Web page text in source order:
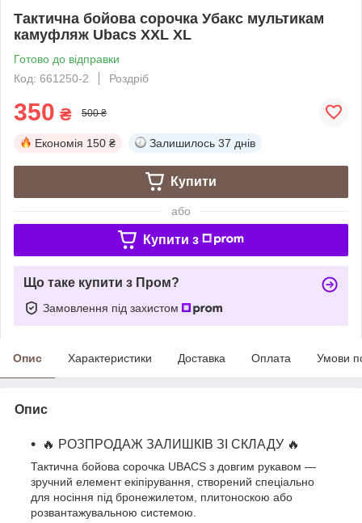
Тактична бойова сорочка Убакс мультикам
камуфляж Ubacs XXL XL
Готово до відправки
Код: 661250-2
Роздріб
350 ₴ 500 ₴
Економія 150 ₴ Залишилось 37 днів
Купити
або
Купити з
Що таке купити з Пром?
Замовлення під захистом
Опис Характеристики Доставка Оплата Умови
Опис
🔥 РОЗПРОДАЖ ЗАЛИШКІВ ЗІ СКЛАДУ 🔥
Тактична бойова сорочка UBACS з довгим рукавом —
зручний елемент екіпірування, створений спеціально
для носіння під бронежилетом, плитоноскою або
розвантажувальною системою.